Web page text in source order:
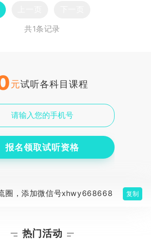
共1条记录
元试听各科目课程
报名领取试听资格
圈，添加微信号xhwy668668 复制
热门活动